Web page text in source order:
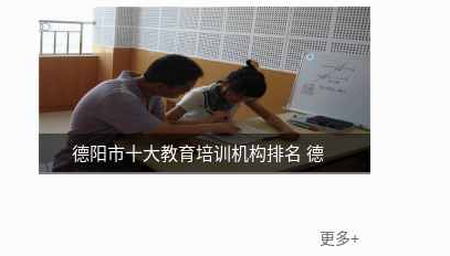
越教育培训中心上榜第一国际化
德阳市十大教育培训机构排名 德
更多+